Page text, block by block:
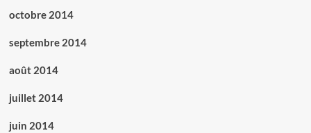
octobre 2014
septembre 2014
août 2014
juillet 2014
juin 2014